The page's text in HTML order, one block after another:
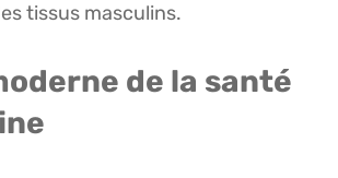
tissus masculins.
de la santé